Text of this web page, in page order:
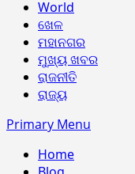
World
ଖେଳ
ମହାନଗର
ମୁଖ୍ୟ ଖବର
ରାଜନୀତି
ରାଜ୍ୟ
Primary Menu
Home